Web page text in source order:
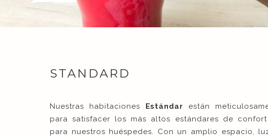
STANDARD
Nuestras habitaciones Estándar están
para satisfacer los más altos estándares de
para nuestros huéspedes. Con un amplio espacio,